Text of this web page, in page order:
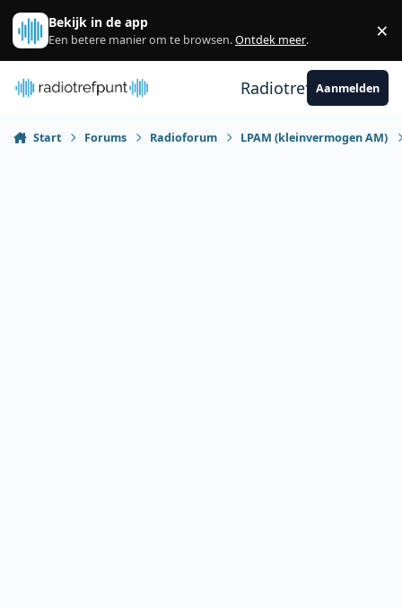
Spring naar bijdragen
Bekijk in de app
Een betere manier om te browsen.Ontdek meer. ×
RadiotrefpuntAanmelden
Start Forums Radioforum LPAM (kleinvermogen AM)